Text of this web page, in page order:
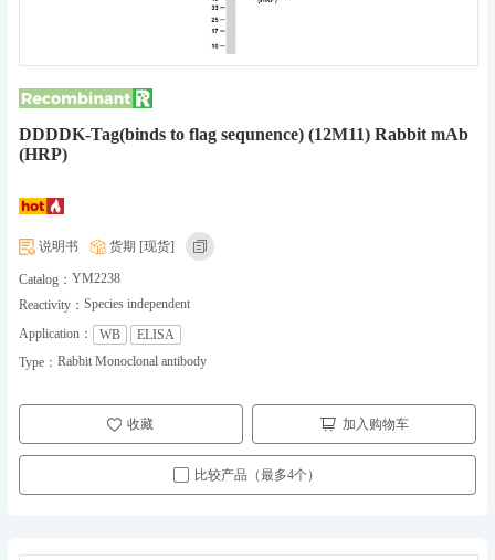
DDDDK-Tag(binds to flag sequnence) (12M11) Rabbit mAb
(HRP)
说明书 货期 [现货]
Catalog： YM2238
Reactivity： Species independent
Application：
WB
ELISA
Type： Rabbit Monoclonal antibody
收藏 加入购物车
比较产品（最多4个）